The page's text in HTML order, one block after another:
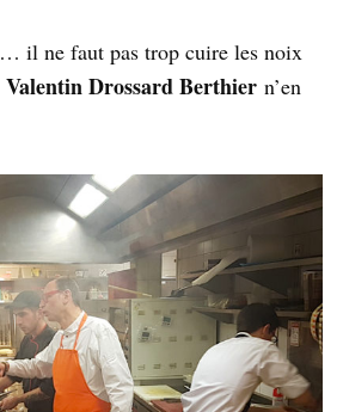
… il ne faut pas trop cuire les noix
Valentin Drossard Berthier n’en